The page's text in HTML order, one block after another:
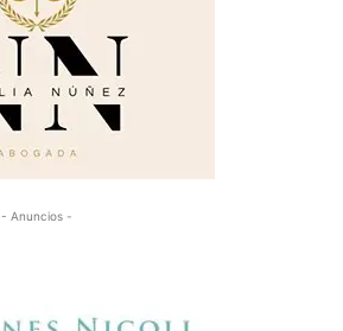
- Anuncios -